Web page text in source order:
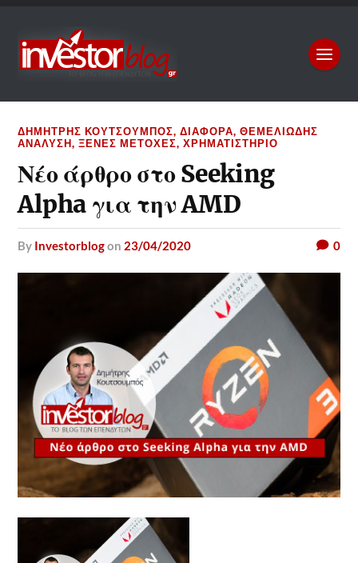
ΔΗΜΉΤΡΗΣ ΚΟΥΤΣΟΥΜΠΌΣ,ΔΙΆΦΟΡΑ,ΘΕΜΕΛΙΏΔΗΣ
ΑΝΆΛΥΣΗ,ΞΈΝΕΣ ΜΕΤΟΧΈΣ,ΧΡΗΜΑΤΙΣΤΉΡΙΟ
Νέο άρθρο στο Seeking
Alpha για την AMD
by Investorblogon 23/04/2020 0